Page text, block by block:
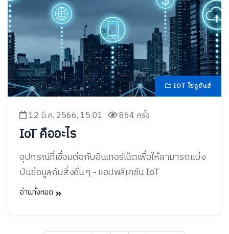
IOT โซลูชันส์
12 มี.ค. 2566, 15:01 864 ครั้ง
IoT คืออะไร
อุปกรณ์ที่เชื่อมต่อกับอินเทอร์เน็ตเพื่อให้สามารถแบ่ง
ปันข้อมูลกับสิ่งอื่น ๆ - แอปพลิเคชัน IoT
อ่านทั้งหมด